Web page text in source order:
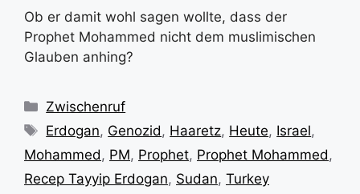
Ob er damit wohl sagen wollte, dass der
Prophet Mohammed nicht dem muslimischen
Glauben anhing?
Kategorien
Zwischenruf
Schlagwörter
Erdogan, Genozid, Haaretz, Heute, Israel,
Mohammed, PM, Prophet, Prophet Mohammed,
Recep Tayyip Erdogan, Sudan, Turkey